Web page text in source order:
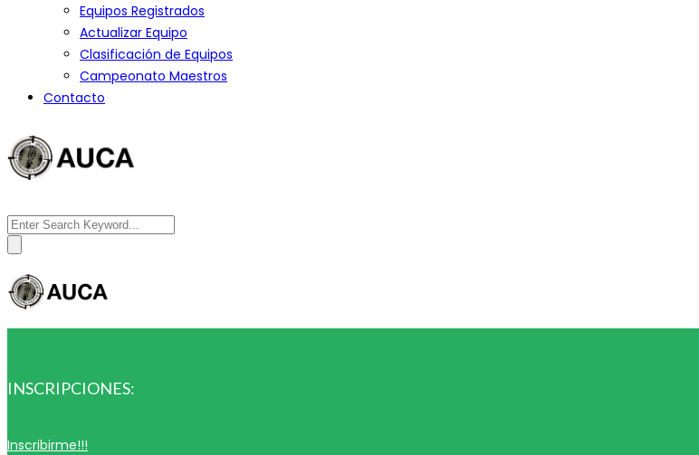
Equipos Registrados
Actualizar Equipo
Clasificación de Equipos
Campeonato Maestros
Contacto
Search
INSCRIPCIONES:
Inscribirme!!!